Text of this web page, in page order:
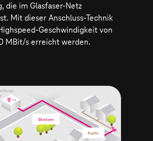
die im Glasfaser-Netz
Mit dieser Anschluss-Technik
Geschwindigkeit von
MBit/s erreicht werden.